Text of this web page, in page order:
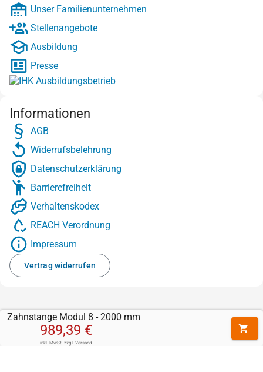
Zahnstange Modul 8 - 2000 mm
989,39 €
inkl. MwSt. zzgl. Versand
Unser Familienunternehmen
Stellenangebote
Ausbildung
Presse
Informationen
AGB
Widerrufsbelehrung
Datenschutzerklärung
Barrierefreiheit
Verhaltenskodex
REACH Verordnung
Impressum
Vertrag widerrufen